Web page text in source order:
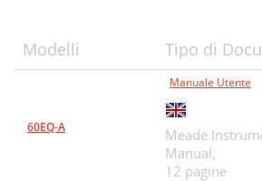
Modelli Tipo di
60EQ-A
Manuale Utente
Meade
Manual,
12 pagine